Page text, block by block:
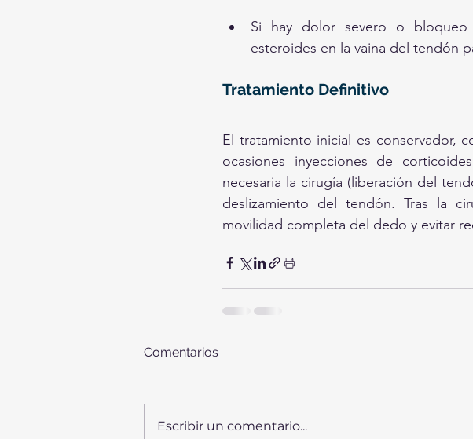
Si hay dolor severo o bloqueo
esteroides en la vaina del tendón
Tratamiento Definitivo
El tratamiento inicial es conservador,
ocasiones inyecciones de
necesaria la cirugía (liberación del
deslizamiento del tendón. Tras la
movilidad completa del dedo y evitar
Comentarios
Escribir un comentario...